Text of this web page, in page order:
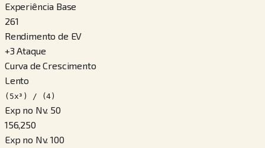
Experiência Base
261
Rendimento de EV
+3 Ataque
Curva de Crescimento
Lento
(5x³) / (4)
Exp no Nv. 50
156,250
Exp no Nv. 100